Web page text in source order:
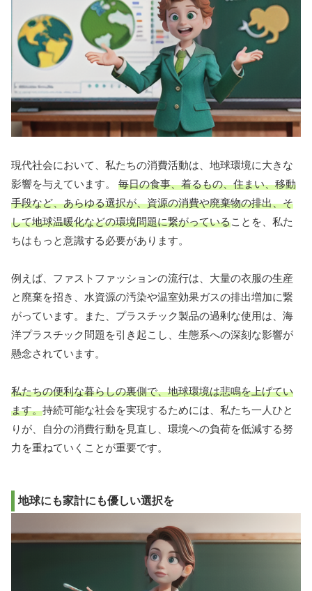
現代社会において、私たちの消費活動は、地球環境に大きな
影響を与えています。 毎日の食事、着るもの、住まい、移動
手段など、あらゆる選択が、資源の消費や廃棄物の排出、そ
して地球温暖化などの環境問題に繋がっていることを、私た
ちはもっと意識する必要があります。
例えば、ファストファッションの流行は、大量の衣服の生産
と廃棄を招き、水資源の汚染や温室効果ガスの排出増加に繋
がっています。また、プラスチック製品の過剰な使用は、海
洋プラスチック問題を引き起こし、生態系への深刻な影響が
懸念されています。
私たちの便利な暮らしの裏側で、地球環境は悲鳴を上げてい
ます。持続可能な社会を実現するためには、私たち一人ひと
りが、自分の消費行動を見直し、環境への負荷を低減する努
力を重ねていくことが重要です。
地球にも家計にも優しい選択を